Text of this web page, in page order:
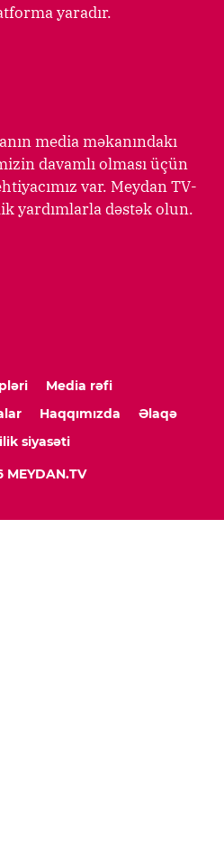
yaradır.
media məkanındakı
davamlı olması üçün
var. Meydan TV-
yardımlarla dəstək olun.
Media rəfi
Haqqımızda
Əlaqə
siyasəti
MEYDAN.TV